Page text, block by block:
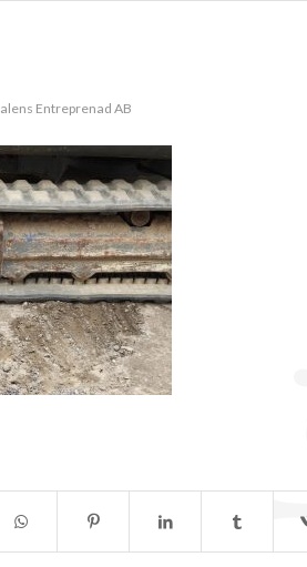
Entreprenad AB